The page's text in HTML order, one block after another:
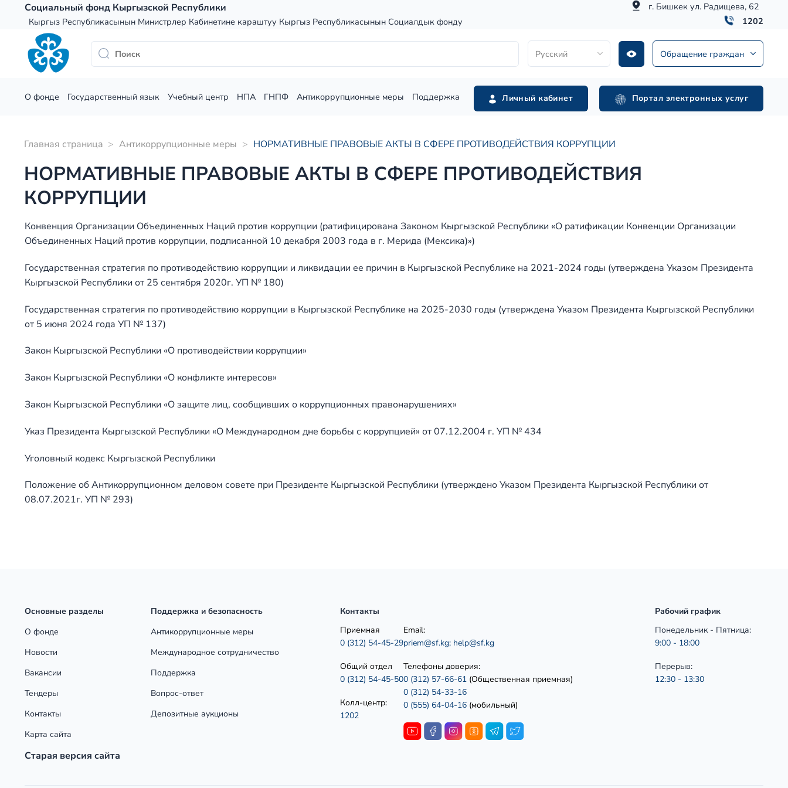
Социальный фонд Кыргызской Республики
Кыргыз Республикасынын Министрлер Кабинетине караштуу Кыргыз Республикасынын Социалдык фонду
г. Бишкек ул. Радищева, 62
1202
Русский Обращение граждан
О фонде Государственный язык Учебный центр НПА ГНПФ Антикоррупционные меры Поддержка Личный кабинет Портал электронных услуг
Главная страница > Антикоррупционные меры > НОРМАТИВНЫЕ ПРАВОВЫЕ АКТЫ В СФЕРЕ ПРОТИВОДЕЙСТВИЯ КОРРУПЦИИ
НОРМАТИВНЫЕ ПРАВОВЫЕ АКТЫ В СФЕРЕ ПРОТИВОДЕЙСТВИЯ
КОРРУПЦИИ
Конвенция Организации Объединенных Наций против коррупции (ратифицирована Законом Кыргызской Республики «О ратификации Конвенции Организации
Объединенных Наций против коррупции, подписанной 10 декабря 2003 года в г. Мерида (Мексика)»)
Государственная стратегия по противодействию коррупции и ликвидации ее причин в Кыргызской Республике на 2021-2024 годы (утверждена Указом Президента
Кыргызской Республики от 25 сентября 2020г. УП № 180)
Государственная стратегия по противодействию коррупции в Кыргызской Республике на 2025-2030 годы (утверждена Указом Президента Кыргызской Республики
от 5 июня 2024 года УП № 137)
Закон Кыргызской Республики «О противодействии коррупции»
Закон Кыргызской Республики «О конфликте интересов»
Закон Кыргызской Республики «О защите лиц, сообщивших о коррупционных правонарушениях»
Указ Президента Кыргызской Республики «О Международном дне борьбы с коррупцией» от 07.12.2004 г. УП № 434
Уголовный кодекс Кыргызской Республики
Положение об Антикоррупционном деловом совете при Президенте Кыргызской Республики (утверждено Указом Президента Кыргызской Республики от
08.07.2021г. УП № 293)
Основные разделы
О фонде
Новости
Вакансии
Тендеры
Контакты
Карта сайта
Старая версия сайта
Поддержка и безопасность
Антикоррупционные меры
Международное сотрудничество
Поддержка
Вопрос-ответ
Депозитные аукционы
Контакты
Приемная
0 (312) 54-45-29
Общий отдел
0 (312) 54-45-50
Колл-центр:
1202
Email:
priem@sf.kg; help@sf.kg
Телефоны доверия:
0 (312) 57-66-61 (Общественная приемная)
0 (312) 54-33-16
0 (555) 64-04-16 (мобильный)
Рабочий график
Понедельник - Пятница:
9:00 - 18:00
Перерыв:
12:30 - 13:30